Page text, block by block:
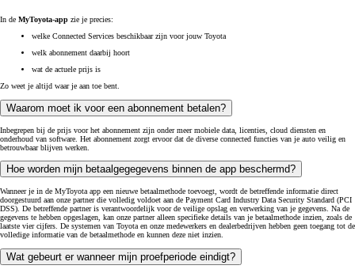
In de MyToyota-app zie je precies:
welke Connected Services beschikbaar zijn voor jouw Toyota
welk abonnement daarbij hoort
wat de actuele prijs is
Zo weet je altijd waar je aan toe bent.
Waarom moet ik voor een abonnement betalen?
Inbegrepen bij de prijs voor het abonnement zijn onder meer mobiele data, licenties, cloud diensten en
onderhoud van software. Het abonnement zorgt ervoor dat de diverse connected functies van je auto veilig en
betrouwbaar blijven werken.
Hoe worden mijn betaalgegegevens binnen de app beschermd?
Wanneer je in de MyToyota app een nieuwe betaalmethode toevoegt, wordt de betreffende informatie direct
doorgestuurd aan onze partner die volledig voldoet aan de Payment Card Industry Data Security Standard (PCI
DSS). De betreffende partner is verantwoordelijk voor de veilige opslag en verwerking van je gegevens. Na de
gegevens te hebben opgeslagen, kan onze partner alleen specifieke details van je betaalmethode inzien, zoals de
laatste vier cijfers. De systemen van Toyota en onze medewerkers en dealerbedrijven hebben geen toegang tot de
volledige informatie van de betaalmethode en kunnen deze niet inzien.
Wat gebeurt er wanneer mijn proefperiode eindigt?